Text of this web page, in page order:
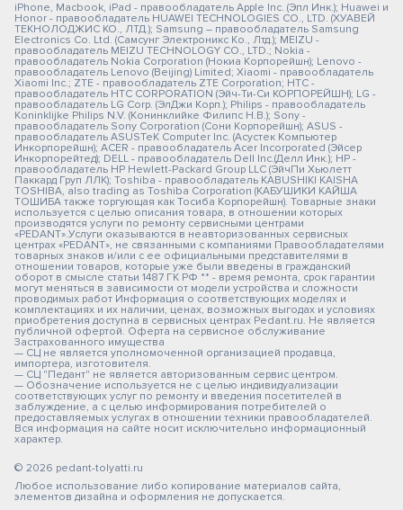
iPhone, Macbook, iPad - правообладатель Apple Inc. (Эпл Инк.); Huawei и
Honor - правообладатель HUAWEI TECHNOLOGIES CO., LTD. (ХУАВЕЙ
ТЕКНОЛОДЖИС КО., ЛТД.); Samsung – правообладатель Samsung
Electronics Co. Ltd. (Самсунг Электроникс Ко., Лтд.); MEIZU -
правообладатель MEIZU TECHNOLOGY CO., LTD.; Nokia -
правообладатель Nokia Corporation (Нокиа Корпорейшн); Lenovo -
правообладатель Lenovo (Beijing) Limited; Xiaomi - правообладатель
Xiaomi Inc.; ZTE - правообладатель ZTE Corporation; HTC -
правообладатель HTC CORPORATION (Эйч-Ти-Си КОРПОРЕЙШН); LG -
правообладатель LG Corp. (ЭлДжи Корп.); Philips - правообладатель
Koninklijke Philips N.V. (Конинклийке Филипс Н.В.); Sony -
правообладатель Sony Corporation (Сони Корпорейшн); ASUS -
правообладатель ASUSTeK Computer Inc. (Асустек Компьютер
Инкорпорейшн); ACER - правообладатель Acer Incorporated (Эйсер
Инкорпорейтед); DELL - правообладатель Dell Inc.(Делл Инк.); HP -
правообладатель HP Hewlett-Packard Group LLC (ЭйчПи Хьюлетт
Паккард Груп ЛЛК); Toshiba - правообладатель KABUSHIKI KAISHA
TOSHIBA, also trading as Toshiba Corporation (КАБУШИКИ КАЙША
ТОШИБА также торгующая как Тосиба Корпорейшн). Товарные знаки
используется с целью описания товара, в отношении которых
производятся услуги по ремонту сервисными центрами
«PEDANT».Услуги оказываются в неавторизованных сервисных
центрах «PEDANT», не связанными с компаниями Правообладателями
товарных знаков и/или с ее официальными представителями в
отношении товаров, которые уже были введены в гражданский
оборот в смысле статьи 1487 ГК РФ ** - время ремонта, срок гарантии
могут меняться в зависимости от модели устройства и сложности
проводимых работ Информация о соответствующих моделях и
комплектациях и их наличии, ценах, возможных выгодах и условиях
приобретения доступна в сервисных центрах Pedant.ru. Не является
публичной офертой. Оферта на сервисное обслуживание
Застрахованного имущества
— СЦ не является уполномоченной организацией продавца,
импортера, изготовителя.
— СЦ "Педант" не является авторизованным сервис центром.
— Обозначение используется не с целью индивидуализации
соответствующих услуг по ремонту и введения посетителей в
заблуждение, а с целью информирования потребителей о
предоставляемых услугах в отношении техники правообладателей.
Вся информация на сайте носит исключительно информационный
характер.
© 2026 pedant-tolyatti.ru
Любое использование либо копирование материалов сайта,
элементов дизайна и оформления не допускается.